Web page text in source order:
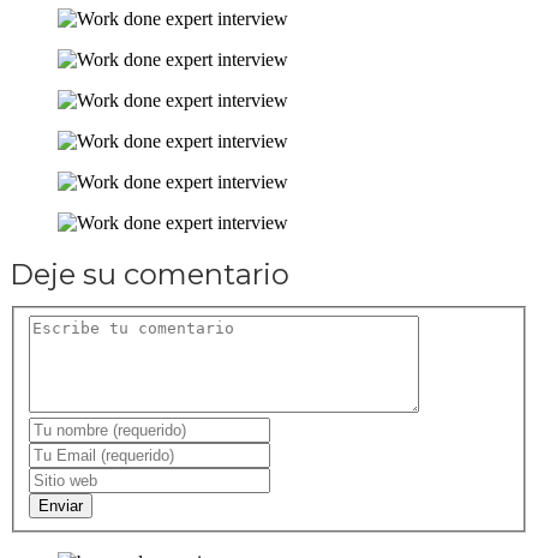
Deje su comentario
Enviar